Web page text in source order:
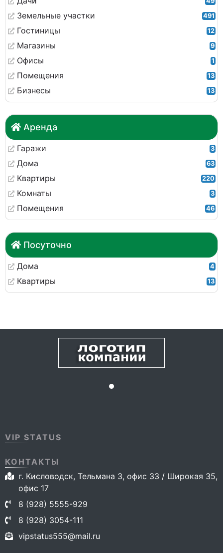
Земельные участки 491
Гостиницы 12
Магазины 9
Офисы 1
Помещения 13
Бизнесы 13
Аренда
Гаражи 3
Дома 63
Квартиры 220
Комнаты 3
Помещения 46
Посуточно
Дома 4
Квартиры 13
VIP STATUS
КОНТАКТЫ
г. Кисловодск, Тельмана 3, офис 33 / Широкая 35,
офис 17
8 (928) 5555-929
8 (928) 3054-111
vipstatus555@mail.ru